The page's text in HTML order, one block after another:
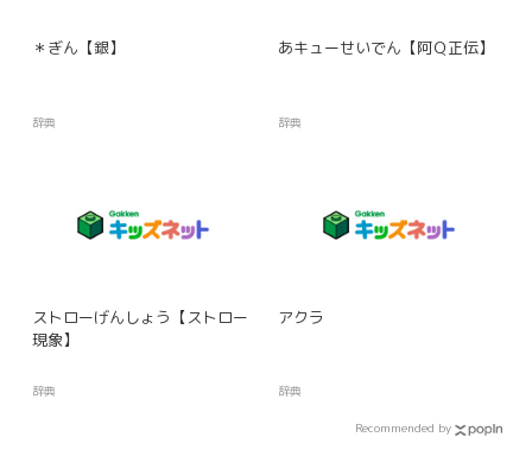
＊ぎん【銀】
辞典
あキューせいでん【阿Ｑ正伝】
辞典
ストローげんしょう【ストロー
現象】
辞典
アクラ
辞典
Recommended by